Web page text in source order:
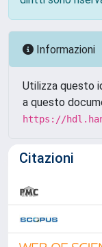
Informazioni
Utilizza questo
a questo
https://
Citazioni